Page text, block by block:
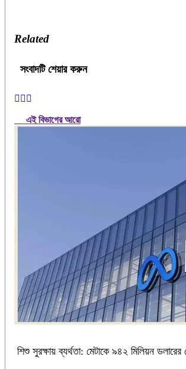
Related
সংবাদটি শেয়ার করুন
এই বিভাগের আরো
শিশু সুরক্ষায় ব্যর্থতা: মেটাকে ৯৪২ মিলিয়ন